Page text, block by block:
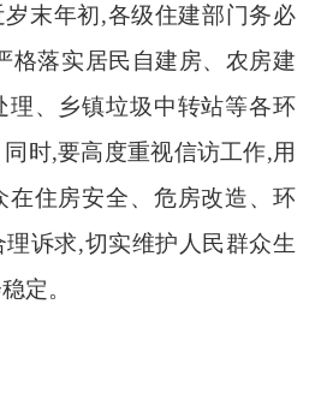
末年初,各级住建部门务必
格落实居民自建房、农房建
理、乡镇垃圾中转站等各环
时,要高度重视信访工作,用
在住房安全、危房改造、环
诉求,切实维护人民群众生
定。